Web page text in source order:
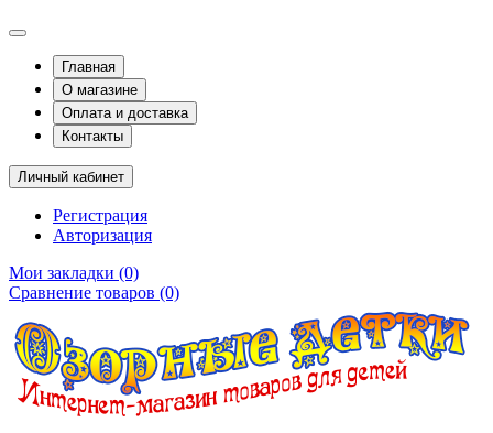
Главная
О магазине
Оплата и доставка
Контакты
Личный кабинет
Регистрация
Авторизация
Мои закладки (0)
Сравнение товаров (0)